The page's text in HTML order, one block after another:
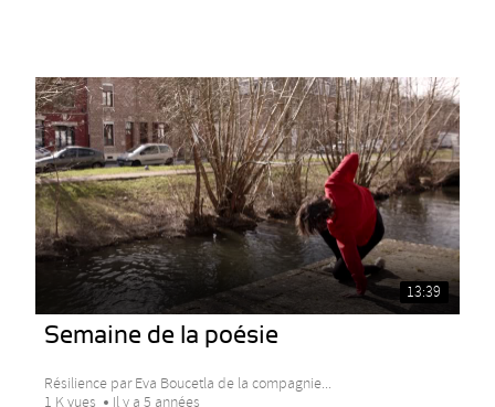
13:39
Semaine de la poésie
Résilience par Eva Boucetla de la compagnie...
1 K vues
Il y a 5 années